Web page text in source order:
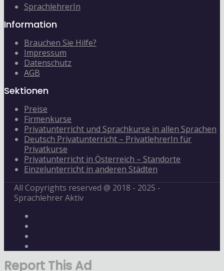
SprachlehrerIn
Information
Brauchen Sie Hilfe?
Impressum
Datenschutz
AGB
Sektionen
Preise
Firmenkurse
Privatunterricht und Sprachkurse in allen Sprachen
Deutsch Privatunterricht – PrivatlehrerIn für
Privatkurse
Privatunterricht in Österreich – Standorte
Einzelunterricht in anderen Städten
All Copyrights reserved @ 2018 - 2025 -
Sprachlehrer Aktiv
Report This Ad